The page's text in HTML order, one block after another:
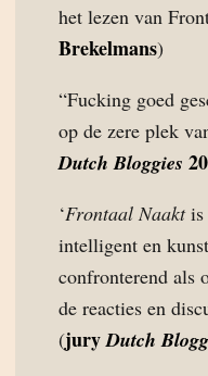
het lezen van
Brekelmans)
“Fucking goed
op de zere plek
Dutch Bloggies
‘Frontaal Naaktis
intelligent en
confronterend als
de reacties en
(juryDutch